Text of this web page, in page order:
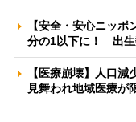
【安全・安心ニッ
分の1以下に！ 出
【医療崩壊】人口
見舞われ地域医療